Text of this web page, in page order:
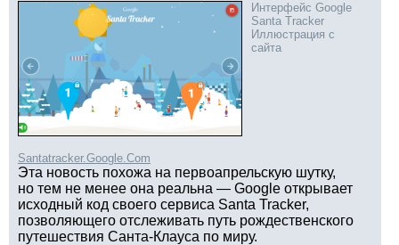
Интерфейс Google
Santa Tracker
Иллюстрация с
сайта
Santatracker.Google.Com
Эта новость похожа на первоапрельскую шутку,
но тем не менее она реальна — Google открывает
исходный код своего сервиса Santa Tracker,
позволяющего отслеживать путь рождественского
путешествия Санта-Клауса по миру.